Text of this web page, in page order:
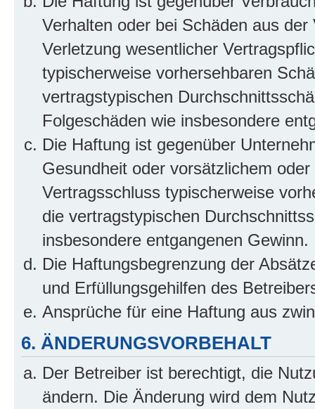
Verhalten oder bei Schäden aus
Verletzung wesentlicher
typischerweise vorhersehbaren
vertragstypischen
Folgeschäden wie insbesondere
Die Haftung ist gegenüber
Gesundheit oder vorsätzlichem
Vertragsschluss typischerweise
die vertragstypischen
insbesondere entgangenen Gewinn.
Die Haftungsbegrenzung der
und Erfüllungsgehilfen des
Ansprüche für eine Haftung aus
6. ÄNDERUNGSVORBEHALT
Der Betreiber ist berechtigt, die
ändern. Die Änderung wird dem